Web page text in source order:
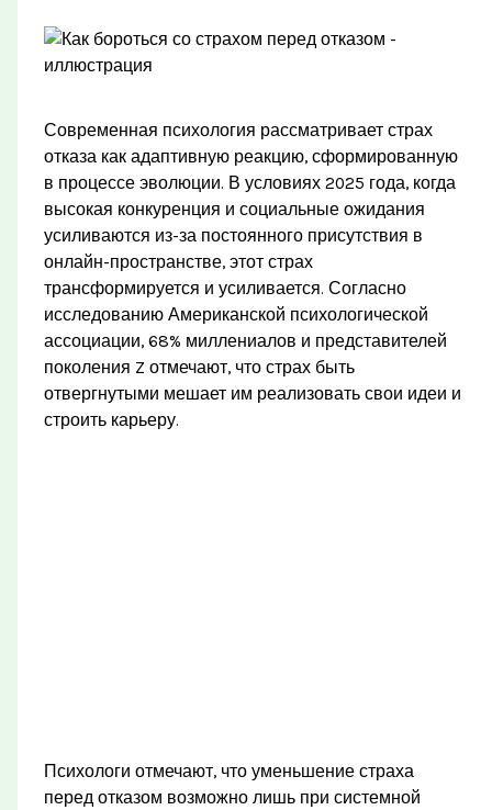
Современная психология рассматривает страх
отказа как адаптивную реакцию, сформированную
в процессе эволюции. В условиях 2025 года, когда
высокая конкуренция и социальные ожидания
усиливаются из-за постоянного присутствия в
онлайн-пространстве, этот страх
трансформируется и усиливается. Согласно
исследованию Американской психологической
ассоциации, 68% миллениалов и представителей
поколения Z отмечают, что страх быть
отвергнутыми мешает им реализовать свои идеи и
строить карьеру.
Психологи отмечают, что уменьшение страха
перед отказом возможно лишь при системной